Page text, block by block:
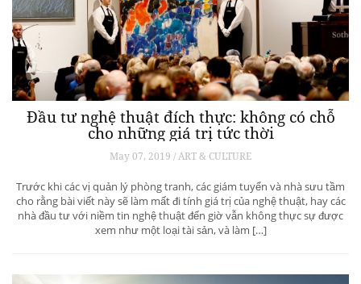
Đầu tư nghệ thuật đích thực: không có chỗ
cho những giá trị tức thời
May 07, 2019 / ART & CULTURE
Trước khi các vị quản lý phòng tranh, các giám tuyển và nhà sưu tầm
cho rằng bài viết này sẽ làm mất đi tính giá trị của nghệ thuật, hay các
nhà đầu tư với niềm tin nghệ thuật đến giờ vẫn không thực sự được
xem như một loại tài sản, và làm […]